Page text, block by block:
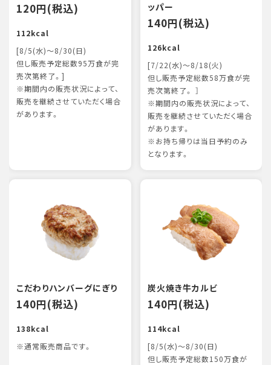
120円(税込)
112kcal
[8/5(水)～8/30(日)
但し販売予定総数95万食が完
売次第終了。]
※期間内の販売状況によって、
販売を継続させていただく場合
があります。
ッパー
140円(税込)
126kcal
[7/22(水)～8/18(火)
但し販売予定総数58万食が完
売次第終了。 ］
※期間内の販売状況によって、
販売を継続させていただく場合
があります。
※お持ち帰りは当日予約のみ
となります。
こだわりハンバーグにぎり
140円(税込)
138kcal
※通常販売商品です。
炭火焼き牛カルビ
140円(税込)
114kcal
[8/5(水)～8/30(日)
但し販売予定総数150万食が